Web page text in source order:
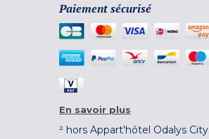
Paiement sécurisé
En savoir plus
² hors Appart'hôtel Odalys City